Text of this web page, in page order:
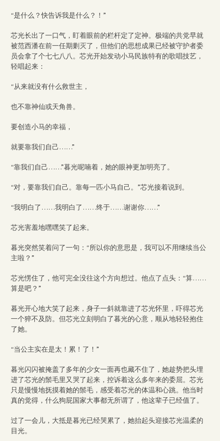
“是什么？快告诉我是什么？！”
芯光长出了一口气，盯着眼前的栏杆定了定神。极端的共党早就
被范西潘在前一任期剿灭了，但他们的思想成果已经被守护者委
员会拿了个七七八八。芯光开始发动小马民族特有的歌唱技艺，
轻唱起来：
“从来就没有什么救世主，
也不靠神仙或天角兽。
要创造小马的幸福，
就要靠我们自己……”
“靠我们自己……”暮光呢喃着，她的眼神更加明亮了。
“对，要靠我们自己。靠每一匹小马自己。”芯光接着说到。
“我明白了……我明白了……终于……谢谢你……”
芯光害羞地嘿嘿笑了起来。
暮光突然笑着问了一句：“所以你的意思是，我可以不用继续当公
主啦？”
芯光愣住了，他可完全没往这个方向想过。他点了点头：“算……
算是吧？”
暮光开心地大笑了起来，身子一斜就靠进了芯光怀里，吓得芯光
一个猝不及防。但芯光立刻明白了暮光的心意，顺从地轻轻抱住
了她。
“当公主实在是太！累！了！”
暮光闪闪被掩盖了多年的少女一面再也藏不住了，她趁势把头埋
进了芯光的鬃毛里又哭了起来，控诉着这么多年来的委屈。芯光
只是慢慢地抚摸着她的鬃毛，感受着芯光的体温和心跳。他当时
真的觉得，什么狗屁国家大事都无所谓了，他这辈子已经值了。
过了一会儿，大抵是暮光已经哭累了，她抬起头迎接芯光温柔的
目光。